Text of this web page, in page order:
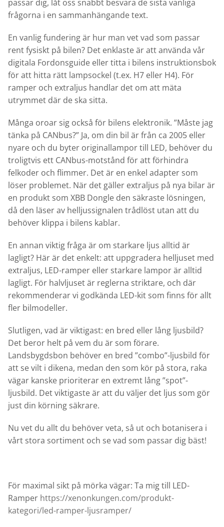
passar dig, låt oss snabbt besvara de sista vanliga
frågorna i en sammanhängande text.
En vanlig fundering är hur man vet vad som passar
rent fysiskt på bilen? Det enklaste är att använda vår
digitala Fordonsguide eller titta i bilens instruktionsbok
för att hitta rätt lampsockel (t.ex. H7 eller H4). För
ramper och extraljus handlar det om att mäta
utrymmet där de ska sitta.
Många oroar sig också för bilens elektronik. ”Måste jag
tänka på CANbus?” Ja, om din bil är från ca 2005 eller
nyare och du byter originallampor till LED, behöver du
troligtvis ett CANbus-motstånd för att förhindra
felkoder och flimmer. Det är en enkel adapter som
löser problemet. När det gäller extraljus på nya bilar är
en produkt som XBB Dongle den säkraste lösningen,
då den läser av helljussignalen trådlöst utan att du
behöver klippa i bilens kablar.
En annan viktig fråga är om starkare ljus alltid är
lagligt? Här är det enkelt: att uppgradera helljuset med
extraljus, LED-ramper eller starkare lampor är alltid
lagligt. För halvljuset är reglerna striktare, och där
rekommenderar vi godkända LED-kit som finns för allt
fler bilmodeller.
Slutligen, vad är viktigast: en bred eller lång ljusbild?
Det beror helt på vem du är som förare.
Landsbygdsbon behöver en bred ”combo”-ljusbild för
att se vilt i dikena, medan den som kör på stora, raka
vägar kanske prioriterar en extremt lång ”spot”-
ljusbild. Det viktigaste är att du väljer det ljus som gör
just din körning säkrare.
Nu vet du allt du behöver veta, så ut och botanisera i
vårt stora sortiment och se vad som passar dig bäst!
För maximal sikt på mörka vägar: Ta mig till LED-
Ramper https://xenonkungen.com/produkt-
kategori/led-ramper-ljusramper/